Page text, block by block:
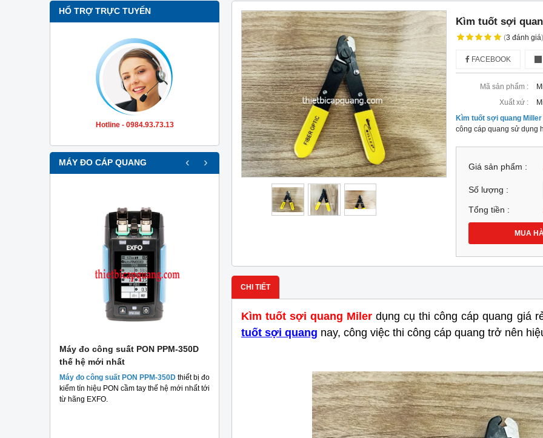
HỔ TRỢ TRỰC TUYẾN
Hotline - 0984.93.73.13
MÁY ĐO CÁP QUANG
Máy đo công suất PON PPM-350D
thế hệ mới nhất
Máy đo công suất PON PPM-350D thiết bị đo
kiểm tín hiệu PON cầm tay thế hệ mới nhất tới
từ hãng EXFO.
tuyến quang chính xác, chuyên
Máy đo cáp quang OTDR APL-2 Plus
– Giải pháp kiểm tra tuyến quang
chính xác, chuyên nghiệp hiện nay.
mạng cáp quang
Máy đo OTDR EXFO MAX-730D Giải pháp
đột phá cho đo kiểm mạng cáp quang hiện
nay tại Việt Nam.
‹ ›
Kìm tuốt sợi
(3đánh giá)
FACEBOOK
Mã sản phẩm :
Xuất xứ :
Kìm tuốt sợi quang Miller
công cáp quang sử dụng
Giá sản phẩm :
Số lượng :
Tổng tiền :
MUA
CHI TIẾT
Kìm tuốt sợi quang Miler dụng cụ thi công cáp quang giá
tuốt sợi quang nay, công việc thi công cáp quang trở nên